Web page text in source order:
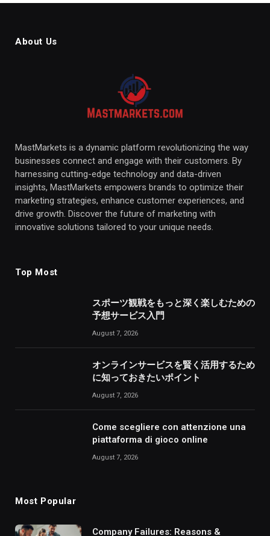
About Us
MastMarkets is a dynamic platform revolutionizing the way
businesses connect and engage with their customers. By
harnessing cutting-edge technology and data-driven
insights, MastMarkets empowers brands to optimize their
marketing strategies, enhance customer experiences, and
drive growth. Discover the future of marketing with
innovative solutions tailored to your unique needs.
Top Most
スポーツ観戦をもっと深く楽しむための
予想サービス入門
August 7, 2026
オンラインサービスを賢く活用するため
に知っておきたいポイント
August 7, 2026
Come scegliere con attenzione una
piattaforma di gioco online
August 7, 2026
Most Popular
Company Failures: Reasons &